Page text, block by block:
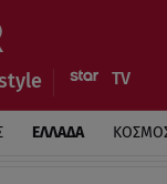
ΕΛΛΑΔΑ